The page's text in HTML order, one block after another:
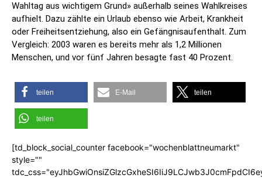
Wahltag aus wichtigem Grund» außerhalb seines Wahlkreises
aufhielt. Dazu zählte ein Urlaub ebenso wie Arbeit, Krankheit
oder Freiheitsentziehung, also ein Gefängnisaufenthalt. Zum
Vergleich: 2003 waren es bereits mehr als 1,2 Millionen
Menschen, und vor fünf Jahren besagte fast 40 Prozent.
teilen E-Mail teilen
teilen
[td_block_social_counter facebook="wochenblattneumarkt"
style=""